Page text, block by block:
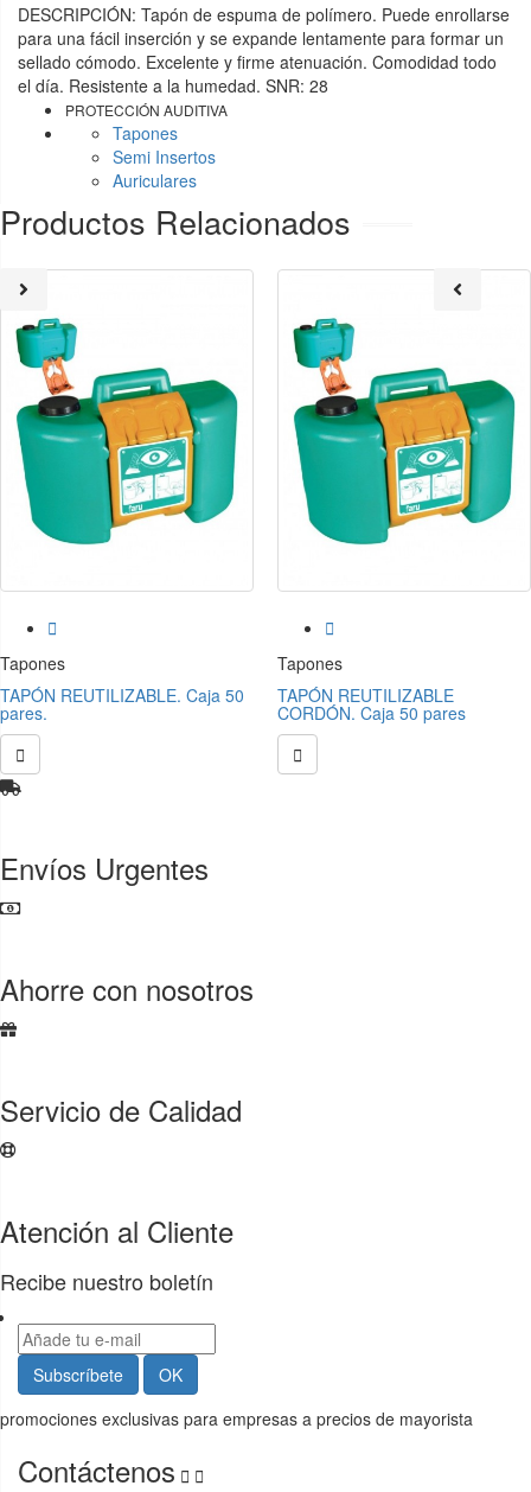
DESCRIPCIÓN: Tapón de espuma de polímero. Puede enrollarse
para una fácil inserción y se expande lentamente para formar un
sellado cómodo. Excelente y firme atenuación. Comodidad todo
el día. Resistente a la humedad. SNR: 28
PROTECCIÓN AUDITIVA
Tapones
Semi Insertos
Auriculares
Productos Relacionados

Tapones
TAPÓN REUTILIZABLE. Caja 50
pares.


Tapones
TAPÓN REUTILIZABLE
CORDÓN. Caja 50 pares

Envíos Urgentes
Ahorre con nosotros
Servicio de Calidad
Atención al Cliente
Recibe nuestro boletín
promociones exclusivas para empresas a precios de mayorista
Contáctenos  